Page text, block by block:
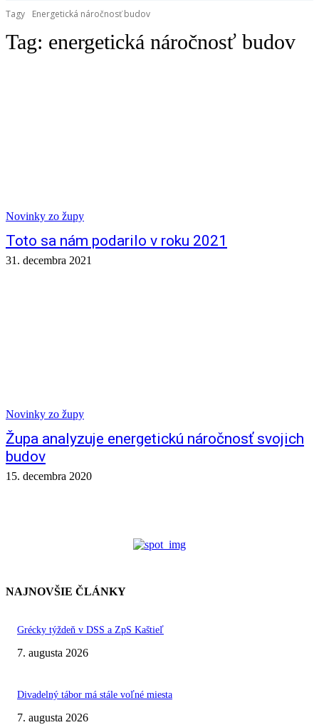
Tagy
Energetická náročnosť budov
Tag: energetická náročnosť budov
Novinky zo župy
Toto sa nám podarilo v roku 2021
31. decembra 2021
Novinky zo župy
Župa analyzuje energetickú náročnosť svojich
budov
15. decembra 2020
NAJNOVŠIE ČLÁNKY
Grécky týždeň v DSS a ZpS Kaštieľ
7. augusta 2026
Divadelný tábor má stále voľné miesta
7. augusta 2026